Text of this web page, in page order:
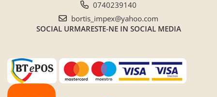
0740239140
bortis_impex@yahoo.com
SOCIAL URMARESTE-NE IN SOCIAL MEDIA